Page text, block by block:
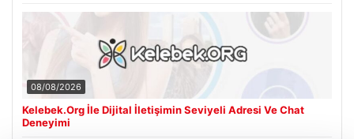
08/08/2026
Kelebek.Org İle Dijital İletişimin Seviyeli Adresi Ve Chat
Deneyimi